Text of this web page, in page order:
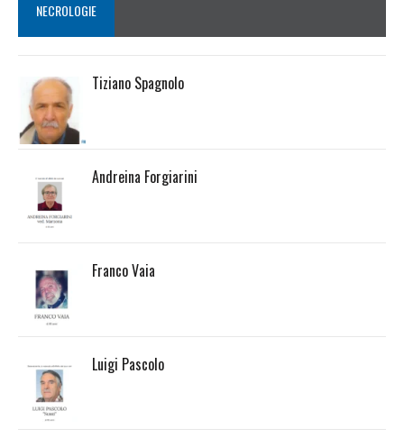
NECROLOGIE
Tiziano Spagnolo
Andreina Forgiarini
Franco Vaia
Luigi Pascolo